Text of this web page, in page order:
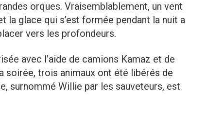
orques. Vraisemblablement, un vent
la glace qui s’est formée pendant la nuit a
vers les profondeurs.
avec l’aide de camions Kamaz et de
soirée, trois animaux ont été libérés de
surnommé Willie par les sauveteurs, est